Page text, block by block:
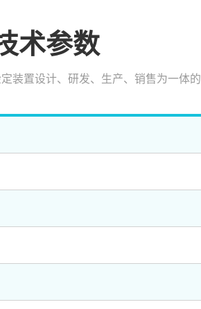
术参数
装置设计、研发、生产、销售为一体